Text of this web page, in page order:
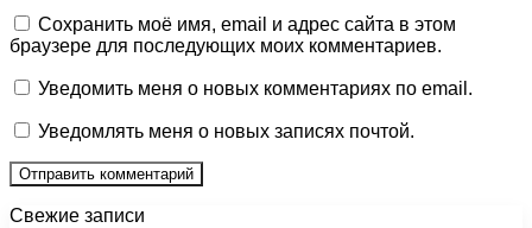
Сохранить моё имя, email и адрес сайта в этом
браузере для последующих моих комментариев.
Уведомить меня о новых комментариях по email.
Уведомлять меня о новых записях почтой.
Свежие записи